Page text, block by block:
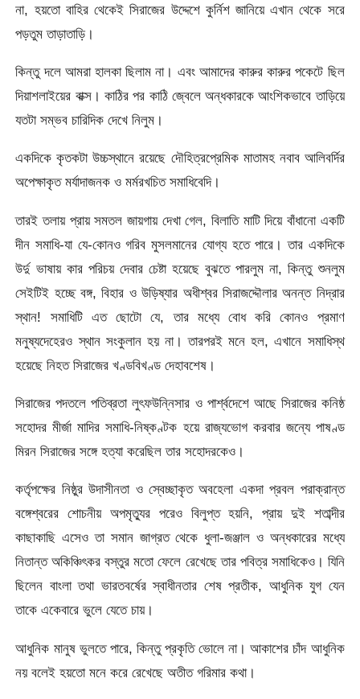
না, হয়তো বাহির থেকেই সিরাজের উদ্দেশে কুর্নিশ জানিয়ে এখান থেকে সরে
পড়তুম তাড়াতাড়ি।
কিন্তু দলে আমরা হালকা ছিলাম না। এবং আমাদের কারুর কারুর পকেটে ছিল
দিয়াশলাইয়ের বাক্স। কাঠির পর কাঠি জ্বেলে অন্ধকারকে আংশিকভাবে তাড়িয়ে
যতটা সম্ভব চারিদিক দেখে নিলুম।
একদিকে কৃতকটা উচ্চস্থানে রয়েছে দৌহিত্রপ্রেমিক মাতামহ নবাব আলিবর্দির
অপেক্ষাকৃত মর্যাদাজনক ও মর্মরখচিত সমাধিবেদি।
তারই তলায় প্রায় সমতল জায়গায় দেখা গেল, বিলাতি মাটি দিয়ে বাঁধানো একটি
দীন সমাধি-যা যে-কোনও গরিব মুসলমানের যোগ্য হতে পারে। তার একদিকে
উর্দু ভাষায় কার পরিচয় দেবার চেষ্টা হয়েছে বুঝতে পারলুম না, কিন্তু শুনলুম
সেইটিই হচ্ছে বঙ্গ, বিহার ও উড়িষ্যার অধীশ্বর সিরাজদ্দৌলার অনন্ত নিদ্রার
স্থান! সমাধিটি এত ছোটো যে, তার মধ্যে বোধ করি কোনও প্রমাণ
মনুষ্যদেহেরও স্থান সংকুলান হয় না। তারপরই মনে হল, এখানে সমাধিস্থ
হয়েছে নিহত সিরাজের খণ্ডবিখণ্ড দেহাবশেষ।
সিরাজের পদতলে পতিব্রতা লুৎফউন্নিসার ও পার্শ্বদেশে আছে সিরাজের কনিষ্ঠ
সহোদর মীর্জা মাদির সমাধি-নিষ্কণ্টক হয়ে রাজ্যভোগ করবার জন্যে পাষণ্ড
মিরন সিরাজের সঙ্গে হত্যা করেছিল তার সহোদরকেও।
কর্তৃপক্ষের নিষ্ঠুর উদাসীনতা ও স্বেচ্ছাকৃত অবহেলা একদা প্রবল পরাক্রান্ত
বঙ্গেশ্বরের শোচনীয় অপমৃত্যুর পরেও বিলুপ্ত হয়নি, প্রায় দুই শতাব্দীর
কাছাকাছি এসেও তা সমান জাগ্রত থেকে ধুলা-জঞ্জাল ও অন্ধকারের মধ্যে
নিতান্ত অকিঞ্চিৎকর বস্তুর মতো ফেলে রেখেছে তার পবিত্র সমাধিকেও। যিনি
ছিলেন বাংলা তথা ভারতবর্ষের স্বাধীনতার শেষ প্রতীক, আধুনিক যুগ যেন
তাকে একেবারে ভুলে যেতে চায়।
আধুনিক মানুষ ভুলতে পারে, কিন্তু প্রকৃতি ভোলে না। আকাশের চাঁদ আধুনিক
নয় বলেই হয়তো মনে করে রেখেছে অতীত গরিমার কথা।